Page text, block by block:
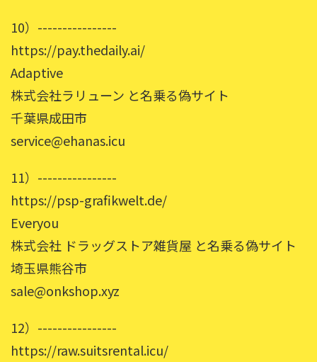
10）----------------
https://pay.thedaily.ai/
Adaptive
株式会社ラリューン と名乗る偽サイト
千葉県成田市
service@ehanas.icu
11）----------------
https://psp-grafikwelt.de/
Everyou
株式会社 ドラッグストア雑貨屋 と名乗る偽サイト
埼玉県熊谷市
sale@onkshop.xyz
12）----------------
https://raw.suitsrental.icu/